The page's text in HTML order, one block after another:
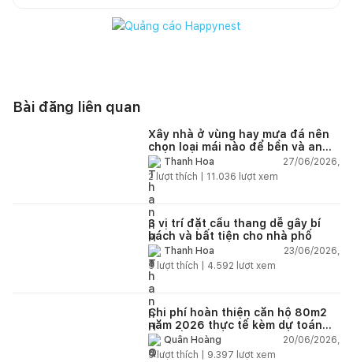
Bài đăng liên quan
Xây nhà ở vùng hay mưa đá nên
chọn loại mái nào để bền và an
toàn?Thanh Hoa
27/06/2026,
2 lượt thích | 11.036 lượt xem
3 vị trí đặt cầu thang dễ gây bí
bách và bất tiện cho nhà phố
Thanh Hoa
23/06/2026,
5 lượt thích | 4.592 lượt xem
Chi phí hoàn thiện căn hộ 80m2
năm 2026 thực tế kèm dự toán
chi tiết từng hạng mục
Quân Hoàng
20/06/2026,
9lượt thích | 9.397 lượt xem